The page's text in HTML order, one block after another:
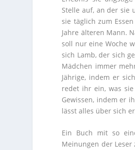
Stelle auf, an der sie
sie täglich zum
Jahre älteren Mann.
soll nur eine Woche
sich Lamb, der sich
Mädchen immer
Jährige, indem er
redet ihr ein, was
Gewissen, indem er
lässt alles über sich
Ein Buch mit so
Meinungen der